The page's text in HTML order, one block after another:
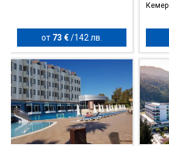
от 73 € / 142 лв.
Кемер